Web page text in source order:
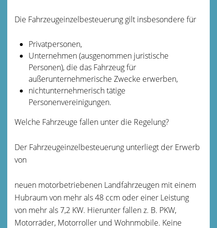
Die Fahrzeugeinzelbesteuerung gilt insbesondere für
Privatpersonen,
Unternehmen (ausgenommen juristische
Personen), die das Fahrzeug für
außerunternehmerische Zwecke erwerben,
nichtunternehmerisch tätige
Personenvereinigungen.
Welche Fahrzeuge fallen unter die Regelung?
Der Fahrzeugeinzelbesteuerung unterliegt der Erwerb
von
neuen motorbetriebenen Landfahrzeugen mit einem
Hubraum von mehr als 48 ccm oder einer Leistung
von mehr als 7,2 KW. Hierunter fallen z. B. PKW,
Motorräder, Motorroller und Wohnmobile. Keine